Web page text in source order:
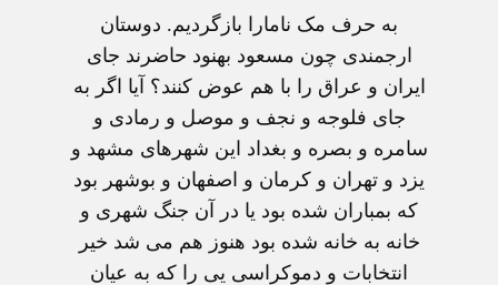
به حرف مک نامارا بازگرديم. دوستان
ارجمندی چون مسعود بهنود حاضرند جای
ايران و عراق را با هم عوض کنند؟ آيا اگر به
جای فلوجه و نجف و موصل و رمادی و
سامره و بصره و بغداد اين شهرهای مشهد و
يزد و تهران و کرمان و اصفهان و بوشهر بود
که بمباران شده بود يا در آن جنگ شهری و
خانه به خانه شده بود هنوز هم می شد خير
انتخابات و دموکراسی يی را که به عيان